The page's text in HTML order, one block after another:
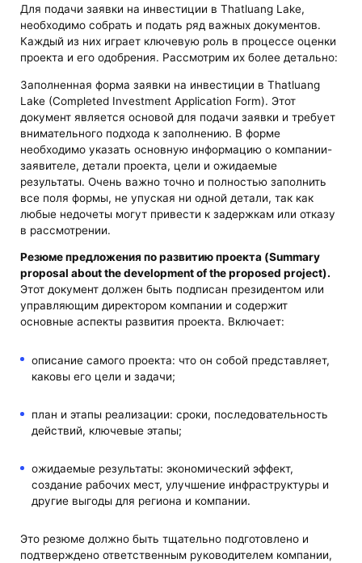
Для подачи заявки на инвестиции в Thatluang Lake,
необходимо собрать и подать ряд важных документов.
Каждый из них играет ключевую роль в процессе оценки
проекта и его одобрения. Рассмотрим их более детально:
Заполненная форма заявки на инвестиции в Thatluang
Lake (Completed Investment Application Form). Этот
документ является основой для подачи заявки и требует
внимательного подхода к заполнению. В форме
необходимо указать основную информацию о компании-
заявителе, детали проекта, цели и ожидаемые
результаты. Очень важно точно и полностью заполнить
все поля формы, не упуская ни одной детали, так как
любые недочеты могут привести к задержкам или отказу
в рассмотрении.
Резюме предложения по развитию проекта (Summary
proposal about the development of the proposed project).
Этот документ должен быть подписан президентом или
управляющим директором компании и содержит
основные аспекты развития проекта. Включает:
описание самого проекта: что он собой представляет,
каковы его цели и задачи;
план и этапы реализации: сроки, последовательность
действий, ключевые этапы;
ожидаемые результаты: экономический эффект,
создание рабочих мест, улучшение инфраструктуры и
другие выгоды для региона и компании.
Это резюме должно быть тщательно подготовлено и
подтверждено ответственным руководителем компании,